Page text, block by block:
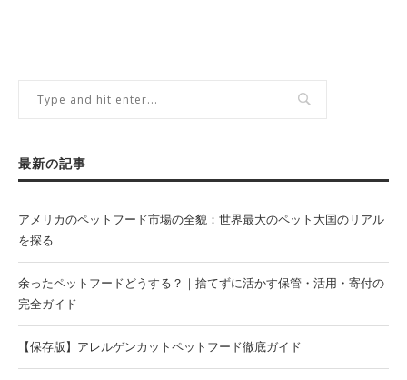
最新の記事
アメリカのペットフード市場の全貌：世界最大のペット大国のリアル
を探る
余ったペットフードどうする？｜捨てずに活かす保管・活用・寄付の
完全ガイド
【保存版】アレルゲンカットペットフード徹底ガイド